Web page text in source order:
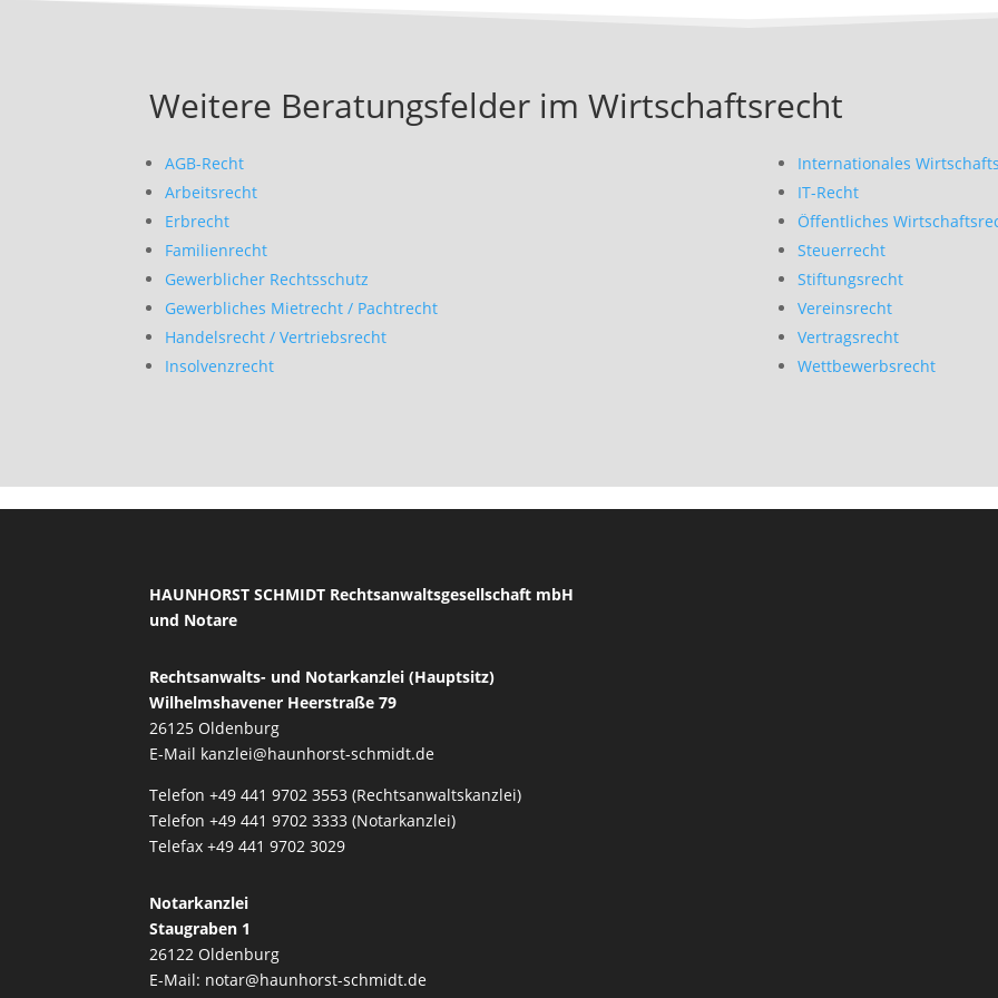
Weitere Beratungsfelder im Wirtschaftsrecht
AGB-Recht
Arbeitsrecht
Erbrecht
Familienrecht
Gewerblicher Rechtsschutz
Gewerbliches Mietrecht / Pachtrecht
Handelsrecht / Vertriebsrecht
Insolvenzrecht
Internationales
IT-Recht
Öffentliches
Steuerrecht
Stiftungsrecht
Vereinsrecht
Vertragsrecht
Wettbewerbsrecht
HAUNHORST SCHMIDT Rechtsanwaltsgesellschaft mbH
und Notare
Rechtsanwalts- und Notarkanzlei (Hauptsitz)
Wilhelmshavener Heerstraße 79
26125 Oldenburg
E-Mail kanzlei@haunhorst-schmidt.de
Telefon +49 441 9702 3553 (Rechtsanwaltskanzlei)
Telefon +49 441 9702 3333 (Notarkanzlei)
Telefax +49 441 9702 3029
Notarkanzlei
Staugraben 1
26122 Oldenburg
E-Mail: notar@haunhorst-schmidt.de